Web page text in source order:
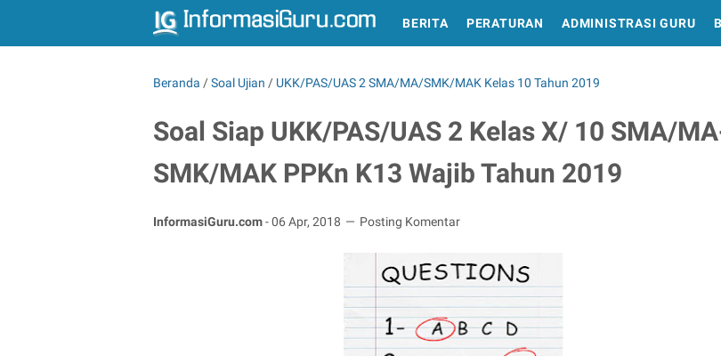
BERITA PERATURAN ADMINISTRASI GURU
Beranda /Soal Ujian / UKK/PAS/UAS 2 SMA/MA/SMK/MAK Kelas 10 Tahun 2019
Soal Siap UKK/PAS/UAS 2 Kelas X/ 10 SMA/
SMK/MAK PPKn K13 Wajib Tahun 2019
InformasiGuru.com-06 Apr, 2018 Posting Komentar